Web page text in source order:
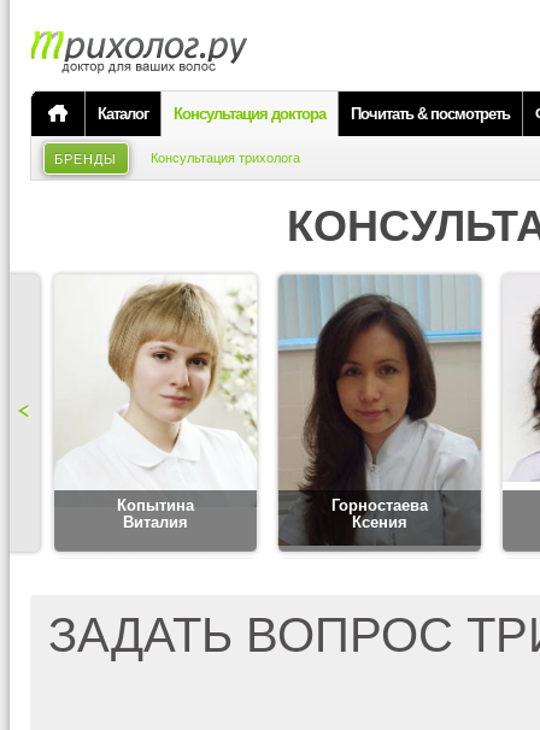
Каталог Консультация доктора Почитать & посмотреть
БРЕНДЫ Консультация трихолога
Копытина
Виталия
Горностаева
Ксения
ЗАДАТЬ ВОПРОС